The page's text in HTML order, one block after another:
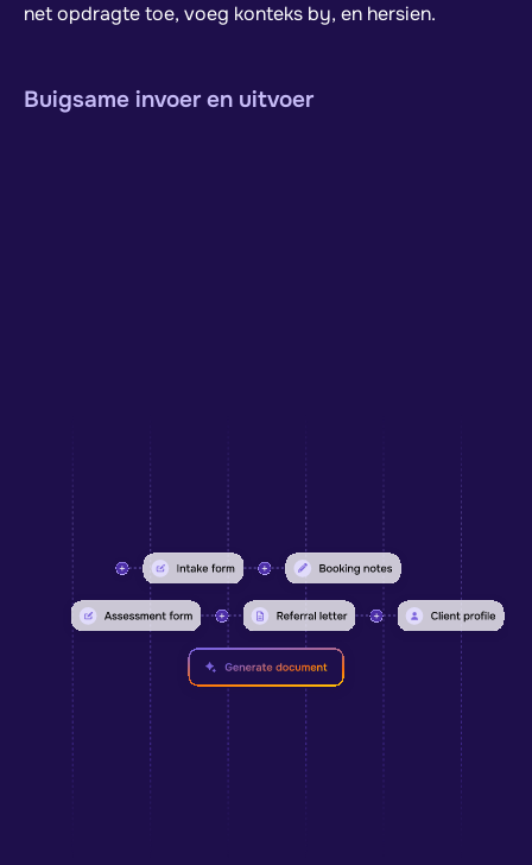
net opdragte toe, voeg konteks by, en hersien.
Buigsame invoer en uitvoer